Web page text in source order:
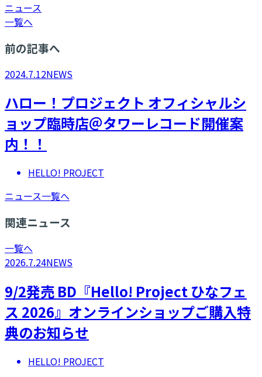
ニュース
一覧へ
前の記事へ
2024.7.12NEWS
ハロー！プロジェクト オフィシャルシ
ョップ臨時店＠タワーレコード開催案
内！！
HELLO! PROJECT
ニュース一覧へ
関連ニュース
一覧へ
2026.7.24NEWS
9/2発売 BD『Hello! Project ひなフェ
ス 2026』オンラインショップご購入特
典のお知らせ
HELLO! PROJECT